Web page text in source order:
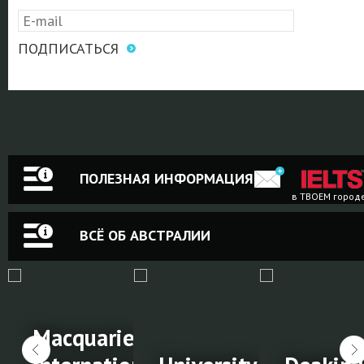
ПОДПИСАТЬСЯ
ПОЛЕЗНАЯ ИНФОРМАЦИЯ
в ТВОЕМ
ВСЁ ОБ АВСТРАЛИИ
Macquarie University